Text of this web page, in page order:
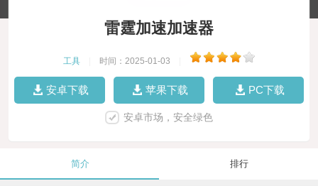
雷霆加速加速器
工具 时间：2025-01-03
安卓下载 苹果下载 PC下载
安卓市场，安全绿色
简介 排行